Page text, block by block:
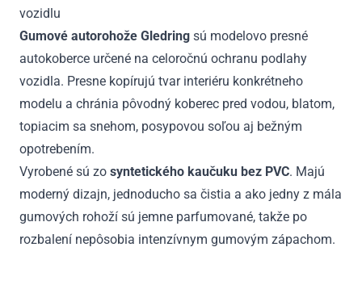
vozidlu
Gumové autorohože Gledring sú modelovo presné
autokoberce určené na celoročnú ochranu podlahy
vozidla. Presne kopírujú tvar interiéru konkrétneho
modelu a chránia pôvodný koberec pred vodou, blatom,
topiacim sa snehom, posypovou soľou aj bežným
opotrebením.
Vyrobené sú zo syntetického kaučuku bez PVC. Majú
moderný dizajn, jednoducho sa čistia a ako jedny z mála
gumových rohoží sú jemne parfumované, takže po
rozbalení nepôsobia intenzívnym gumovým zápachom.